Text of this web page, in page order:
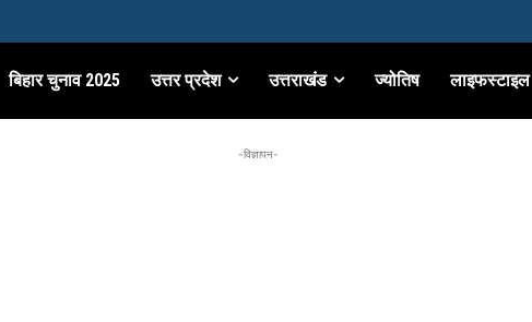
बिहार चुनाव 2025 उत्तर प्रदेश उत्तराखंड ज्योतिष लाइफस्टाइल
-विज्ञापन-